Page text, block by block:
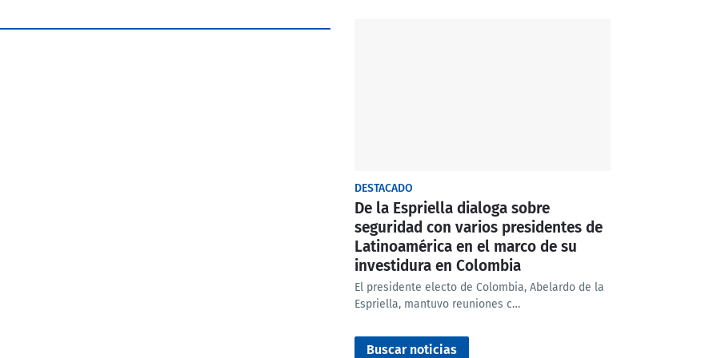
DESTACADO
De la Espriella dialoga sobre
seguridad con varios presidentes de
Latinoamérica en el marco de su
investidura en Colombia
El presidente electo de Colombia, Abelardo de la
Espriella, mantuvo reuniones c…
Buscar noticias